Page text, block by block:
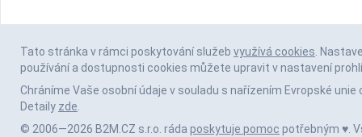
Tato stránka v rámci poskytování služeb využívá cookies.
používání a dostupnosti cookies můžete upravit v nastavení
Chráníme Vaše osobní údaje v souladu s nařízením Evropské unie
Detaily zde.
© 2006—2026 B2M.CZ s.r.o. ráda poskytuje pomoc potřebným ♥️.